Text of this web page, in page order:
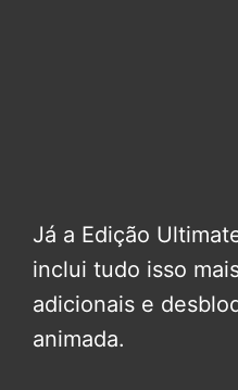
Já a Edição
inclui tudo isso
adicionais e
animada.